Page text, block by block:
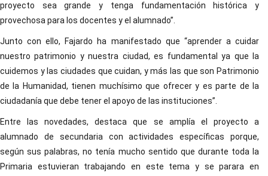
proyecto sea grande y tenga fundamentación histórica y
provechosa para los docentes y el alumnado”.
Junto con ello, Fajardo ha manifestado que “aprender a cuidar
nuestro patrimonio y nuestra ciudad, es fundamental ya que la
cuidemos y las ciudades que cuidan, y más las que son Patrimonio
de la Humanidad, tienen muchísimo que ofrecer y es parte de la
ciudadanía que debe tener el apoyo de las instituciones”.
Entre las novedades, destaca que se amplía el proyecto a
alumnado de secundaria con actividades específicas porque,
según sus palabras, no tenía mucho sentido que durante toda la
Primaria estuvieran trabajando en este tema y se parara en